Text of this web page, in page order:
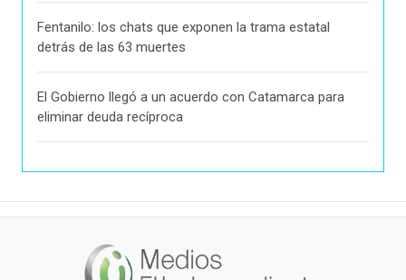
Fentanilo: los chats que exponen la trama estatal
detrás de las 63 muertes
El Gobierno llegó a un acuerdo con Catamarca para
eliminar deuda recíproca